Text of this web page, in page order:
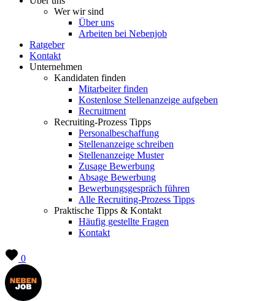
Wer wir sind
Über uns
Arbeiten bei Nebenjob
Ratgeber
Kontakt
Unternehmen
Kandidaten finden
Mitarbeiter finden
Kostenlose Stellenanzeige aufgeben
Recruitment
Recruiting-Prozess Tipps
Personalbeschaffung
Stellenanzeige schreiben
Stellenanzeige Muster
Zusage Bewerbung
Absage Bewerbung
Bewerbungsgespräch führen
Alle Recruiting-Prozess Tipps
Praktische Tipps & Kontakt
Häufig gestellte Fragen
Kontakt
0